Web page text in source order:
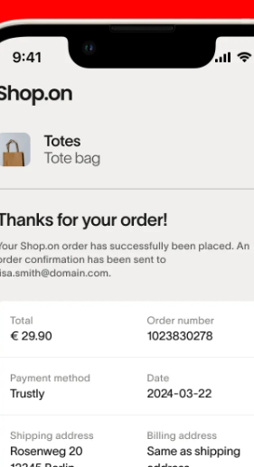
gerer
vælg at betale med din bankkonto.
før, er dine bankoplysninger forudfyldt.
med bankapp eller MitID
bankapp eller med MitID.